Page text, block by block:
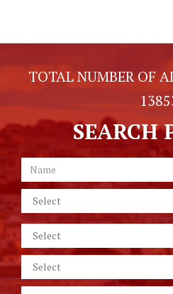
TOTAL NUMBER OF
SEARCH